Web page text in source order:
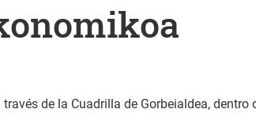
de la Cuadrilla de Gorbeialdea,